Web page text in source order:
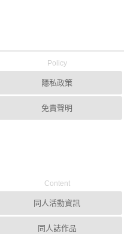
Policy
隱私政策
免責聲明
Content
同人活動資訊
同人誌作品